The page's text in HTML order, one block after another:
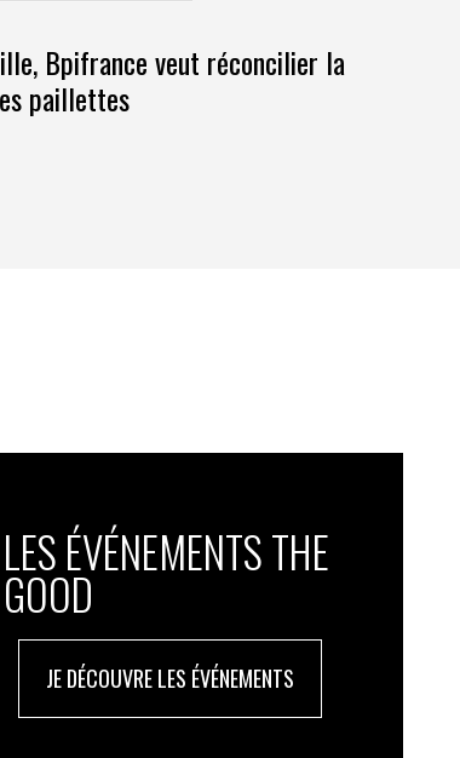
Bpifrance veut réconcilier la
paillettes
LES ÉVÉNEMENTS THE
GOOD
JE DÉCOUVRE LES ÉVÉNEMENTS